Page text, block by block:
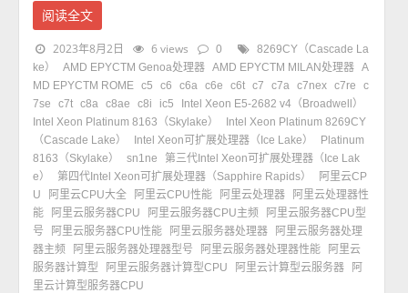
阅读全文
2023年8月2日 6 views 0
8269CY（Cascade La
ke）
AMD EPYCTM Genoa处理器 AMD EPYCTM MILAN处理器 A
MD EPYCTM ROME c5 c6 c6a c6e c6t c7 c7a c7nex c7re
c
7se
c7t c8a c8ae c8i ic5
Intel Xeon E5-2682 v4（Broadwell）
Intel Xeon Platinum 8163（Skylake）
Intel Xeon Platinum 8269CY
（Cascade Lake）
Intel Xeon可扩展处理器（Ice Lake）
Platinum
8163（Skylake）
sn1ne
第三代Intel Xeon可扩展处理器（Ice Lak
e）
第四代Intel Xeon可扩展处理器（Sapphire Rapids）
阿里云CP
U
阿里云CPU大全 阿里云CPU性能 阿里云处理器
阿里云处理器性
能
阿里云服务器CPU 阿里云服务器CPU主频
阿里云服务器CPU型
号
阿里云服务器CPU性能 阿里云服务器处理器
阿里云服务器处理
器主频
阿里云服务器处理器型号 阿里云服务器处理器性能
阿里云
服务器计算型
阿里云服务器计算型CPU 阿里云计算型云服务器
阿
里云计算型服务器CPU